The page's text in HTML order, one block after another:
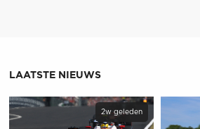
LAATSTE NIEUWS
2w geleden